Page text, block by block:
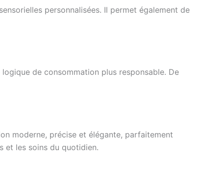
personnalisées. Il permet également de
de consommation plus responsable. De
moderne, précise et élégante, parfaitement
et les soins du quotidien.